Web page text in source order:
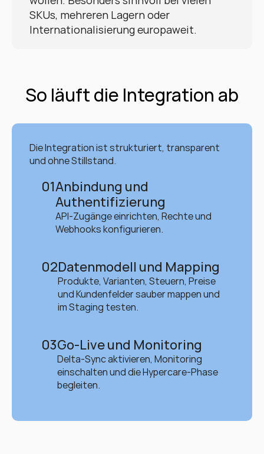
SKUs, mehreren Lagern oder
Internationalisierung europaweit.
So läuft die Integration ab
Die Integration ist strukturiert, transparent
und ohne Stillstand.
01Anbindung und
Authentifizierung
API-Zugänge einrichten, Rechte und
Webhooks konfigurieren.
02Datenmodell und Mapping
Produkte, Varianten, Steuern, Preise
und Kundenfelder sauber mappen und
im Staging testen.
03Go-Live und Monitoring
Delta-Sync aktivieren, Monitoring
einschalten und die Hypercare-Phase
begleiten.